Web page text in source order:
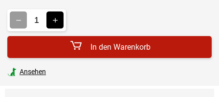
In den Warenkorb
Ansehen